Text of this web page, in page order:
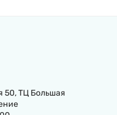
50, ТЦ Большая